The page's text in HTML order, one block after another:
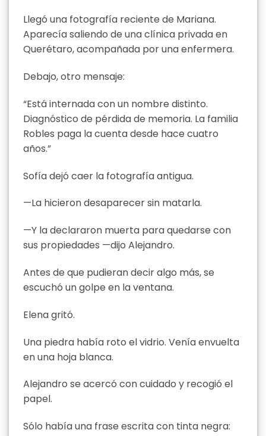
Llegó una fotografía reciente de Mariana.
Aparecía saliendo de una clínica privada en
Querétaro, acompañada por una enfermera.
Debajo, otro mensaje:
“Está internada con un nombre distinto.
Diagnóstico de pérdida de memoria. La familia
Robles paga la cuenta desde hace cuatro
años.”
Sofía dejó caer la fotografía antigua.
—La hicieron desaparecer sin matarla.
—Y la declararon muerta para quedarse con
sus propiedades —dijo Alejandro.
Antes de que pudieran decir algo más, se
escuchó un golpe en la ventana.
Elena gritó.
Una piedra había roto el vidrio. Venía envuelta
en una hoja blanca.
Alejandro se acercó con cuidado y recogió el
papel.
Sólo había una frase escrita con tinta negra: